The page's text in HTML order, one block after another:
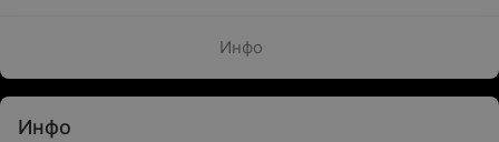
Инфо
Инфо